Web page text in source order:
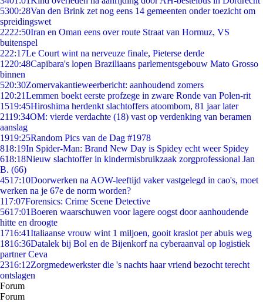
5300:28Van den Brink zet nog eens 14 gemeenten onder toezicht om
spreidingswet
2222:50Iran en Oman eens over route Straat van Hormuz, VS
buitenspel
222:17Le Court wint na nerveuze finale, Pieterse derde
1220:48Capibara's lopen Braziliaans parlementsgebouw Mato Grosso
binnen
520:30Zomervakantieweerbericht: aanhoudend zomers
1 20:21Lemmen boekt eerste profzege in zware Ronde van Polen-rit
1519:45Hiroshima herdenkt slachtoffers atoombom, 81 jaar later
2119:34OM: vierde verdachte (18) vast op verdenking van beramen
aanslag
1919:25Random Pics van de Dag #1978
818:19In Spider-Man: Brand New Day is Spidey echt weer Spidey
618:18Nieuw slachtoffer in kindermisbruikzaak zorgprofessional Jan
B. (66)
4517:10Doorwerken na AOW-leeftijd vaker vastgelegd in cao's, moet
werken na je 67e de norm worden?
117:07Forensics: Crime Scene Detective
5617:01Boeren waarschuwen voor lagere oogst door aanhoudende
hitte en droogte
1716:41Italiaanse vrouw wint 1 miljoen, gooit kraslot per abuis weg
1816:36Datalek bij Bol en de Bijenkorf na cyberaanval op logistiek
partner Ceva
2316:12Zorgmedewerkster die 's nachts haar vriend bezocht terecht
ontslagen
Forum
Forum